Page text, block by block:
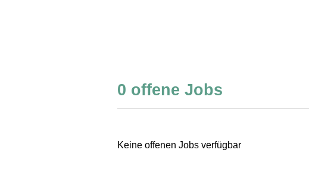
0 offene Jobs
Keine offenen Jobs verfügbar